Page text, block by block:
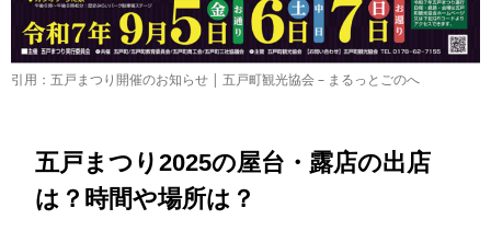
引用：五戸まつり開催のお知らせ | 五戸町観光協会 – まるっとごのへ
五戸まつり2025の屋台・露店の出店
は？時間や場所は？